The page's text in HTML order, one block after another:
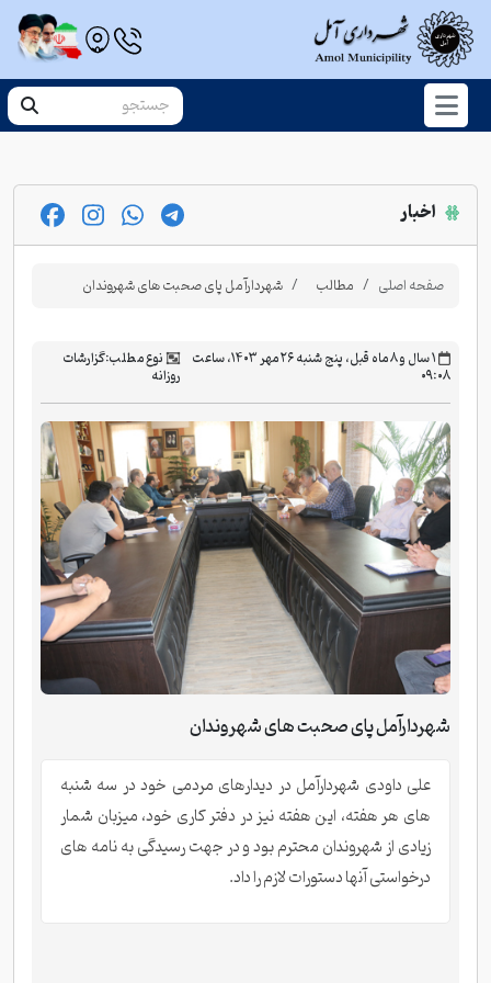
اخبار
صفحه اصلی مطالب شهردارآمل پای صحبت های شهروندان
‫۱ سال و ۸ ماه قبل، پنج شنبه ۲۶ مهر ۱۴۰۳، ساعت
۰۹:۰۸
نوع مطلب:گزارشات
روزانه
شهردارآمل پای صحبت های شهروندان
علی داودی شهردارآمل در دیدارهای مردمی خود در سه شنبه
های هر هفته، این هفته نیز در دفتر کاری خود، میزبان شمار
زیادی از شهروندان محترم بود و در جهت رسیدگی به نامه های
درخواستی آنها دستورات لازم را داد.